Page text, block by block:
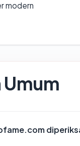
modern
Umum